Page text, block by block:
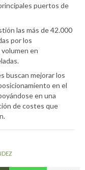
puertos de
las más de 42.000
por los
en
buscan mejorar los
en el
en una
de costes que